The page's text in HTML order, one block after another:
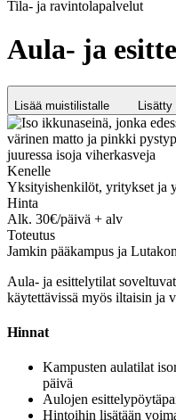
Tila- ja ravintolapalvelut
Aula- ja
Lisää muistilistalle Lisätty
Kenelle
Yksityishenkilöt, yritykset ja
Hinta
Alk. 30€/päivä + alv
Toteutus
Jamkin pääkampus ja
Aula- ja esittelytilat
käytettävissä myös iltaisin ja
Hinnat
Kampusten aulatilat
päivä
Aulojen
Hintoihin lisätään